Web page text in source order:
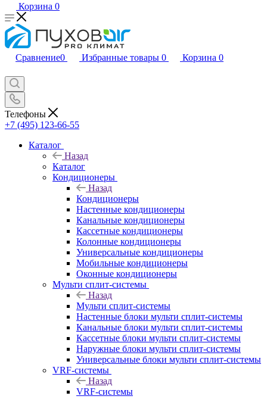
Корзина 0
Сравнение0 Избранные товары 0 Корзина 0
Телефоны
+7 (495) 123-66-55
Каталог
Назад
Каталог
Кондиционеры
Назад
Кондиционеры
Настенные кондиционеры
Канальные кондиционеры
Кассетные кондиционеры
Колонные кондиционеры
Универсальные кондиционеры
Мобильные кондиционеры
Оконные кондиционеры
Мульти сплит-системы
Назад
Мульти сплит-системы
Настенные блоки мульти сплит-системы
Канальные блоки мульти сплит-системы
Кассетные блоки мульти сплит-системы
Наружные блоки мульти сплит-системы
Универсальные блоки мульти сплит-системы
VRF-системы
Назад
VRF-системы